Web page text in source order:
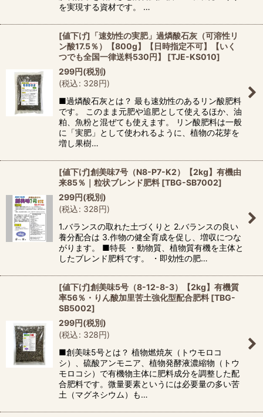
を実現する資材です。 …
[値下げ]「速効性の実肥」過燐酸石灰（可溶性リ
ン酸17.5％）【800g】【日時指定不可】【いく
つでも全国一律送料530円】
[TJE-KS010]
299円(税別)
(税込: 328円)
■過燐酸石灰とは？ 最も速効性のあるリン酸肥料
です。 このまま元肥や追肥として使えるほか、油
粕、魚粉と混ぜても使えます。 リン酸肥料は一般
に「実肥」として使われるように、植物の花芽を
増し果樹…
[値下げ]創美味7号（N8-P7-K2）【2kg】有機由
来85％｜粒状ブレンド肥料 [TBG-SB7002]
299円(税別)
(税込: 328円)
1.バランスの取れた土づくりと 2.バランスの良い
養分配合は 3.作物の健全育成を促し、増収につな
がります。 ■特長 ・動物質、植物質有機を主体と
したブレンド肥料です。 ・即効性の肥…
[値下げ]創美味5号（8-12-8-3）【2kg】有機質
率56％・りん酸加里苦土強化型配合肥料 [TBG-
SB5002]
299円(税別)
(税込: 328円)
■創美味5号とは？ 植物燃焼灰（トウモロコ
シ）、硫酸アンモニア、植物発酵液濃縮物（トウ
モロコシ）で有機物主体に肥料成分を調整した配
合肥料です。微量要素というには必要量の多い苦
土（マグネシウム）も…